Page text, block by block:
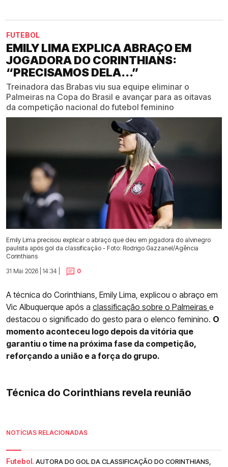
FUTEBOL
EMILY LIMA EXPLICA ABRAÇO EM
JOGADORA DO CORINTHIANS:
“PRECISAMOS DELA...”
Treinadora das Brabas viu sua equipe eliminar o
Palmeiras na Copa do Brasil e avançar para as oitavas
da competição nacional do futebol feminino
Emily Lima precisou explicar o abraço que deu em jogadora do alvinegro
paulista após gol da classificação - Foto: Rodrigo Gazzanel/Agência
Corinthians
31 Mai 2026 | 14:34 |
0
A técnica do Corinthians, Emily Lima, explicou o abraço em
Vic Albuquerque após a classificação sobre o Palmeiras e
destacou o significado do gesto para o elenco feminino. O
momento aconteceu logo depois da vitória que
garantiu o time na próxima fase da competição,
reforçando a união e a força do grupo.
Técnica do Corinthians revela reunião
NOTÍCIAS RELACIONADAS
Futebol. AUTORA DO GOL DA CLASSIFICAÇÃO DO CORINTHIANS,